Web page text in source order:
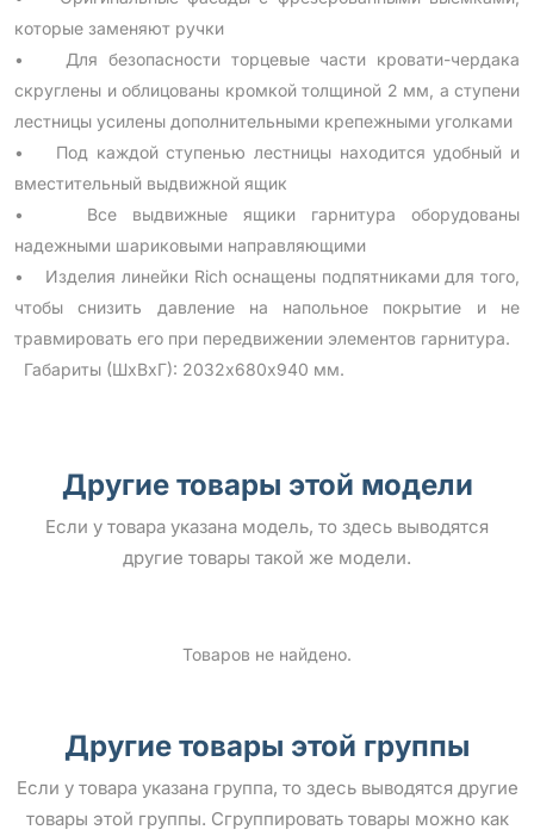
которые заменяют ручки
• Для безопасности торцевые части кровати-чердака
скруглены и облицованы кромкой толщиной 2 мм, а ступени
лестницы усилены дополнительными крепежными уголками
• Под каждой ступенью лестницы находится удобный и
вместительный выдвижной ящик
• Все выдвижные ящики гарнитура оборудованы
надежными шариковыми направляющими
• Изделия линейки Rich оснащены подпятниками для того,
чтобы снизить давление на напольное покрытие и не
травмировать его при передвижении элементов гарнитура.
Габариты (ШхВхГ): 2032х680х940 мм.
Другие товары этой модели
Если у товара указана модель, то здесь выводятся
другие товары такой же модели.
Товаров не найдено.
Другие товары этой группы
Если у товара указана группа, то здесь выводятся другие
товары этой группы. Сгруппировать товары можно как